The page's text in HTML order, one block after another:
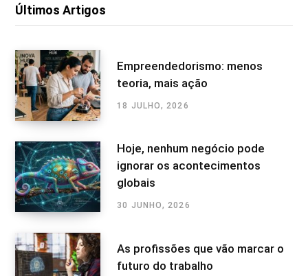
Últimos Artigos
Empreendedorismo: menos
teoria, mais ação
18 JULHO, 2026
Hoje, nenhum negócio pode
ignorar os acontecimentos
globais
30 JUNHO, 2026
As profissões que vão marcar o
futuro do trabalho